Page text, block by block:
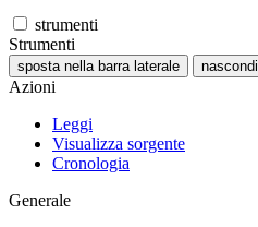
strumenti
Strumenti
sposta nella barra laterale nascondi
Azioni
Leggi
Visualizza sorgente
Cronologia
Generale